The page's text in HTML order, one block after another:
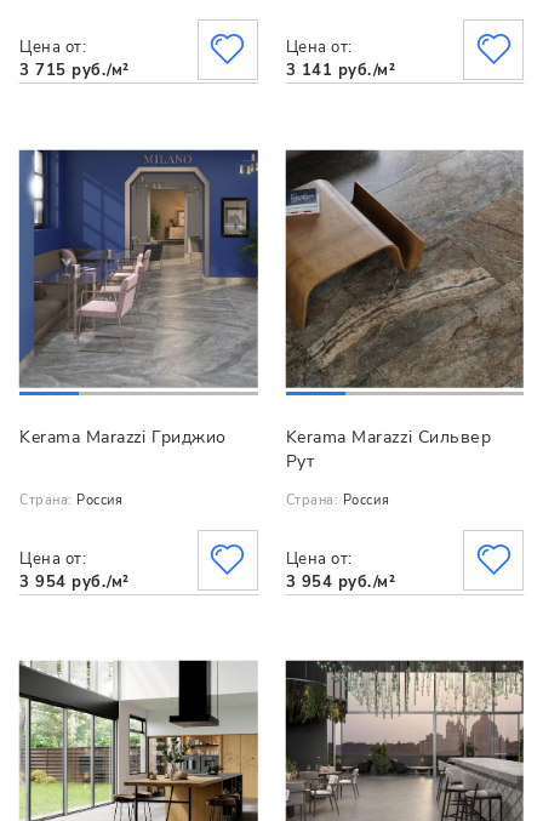
Цена от:
3 715 руб./м²
Цена от:
3 141 руб./м²
Kerama Marazzi Гриджио
Страна: Россия
Цена от:
3 954 руб./м²
Kerama Marazzi Сильвер
Рут
Страна: Россия
Цена от:
3 954 руб./м²